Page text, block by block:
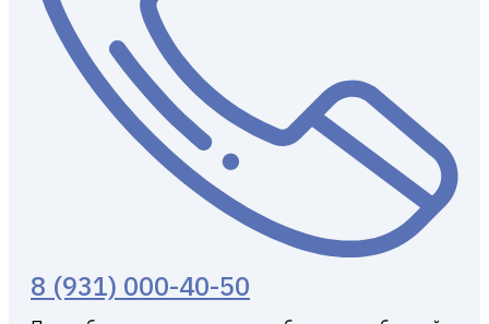
8 (931) 000-40-50